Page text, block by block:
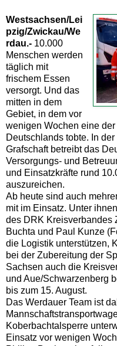
Westsachsen/Lei
pzig/Zwickau/We
rdau.- 10.000
Menschen werden
täglich mit
frischem Essen
versorgt. Und das
mitten in dem
Gebiet, in dem vor
wenigen Wochen eine
Deutschlands tobte. In
Grafschaft betreibt das
Versorgungs- und
und Einsatzkräfte rund
auszureichen.
Ab heute sind auch
mit im Einsatz. Unter
des DRK Kreisverbandes
Buchta und Paul Kunze
die Logistik unterstützen,
bei der Zubereitung der
Sachsen auch die
und Aue/Schwarzenberg
bis zum 15. August.
Das Werdauer Team ist
Koberbachtalsperre
Einsatz vor wenigen